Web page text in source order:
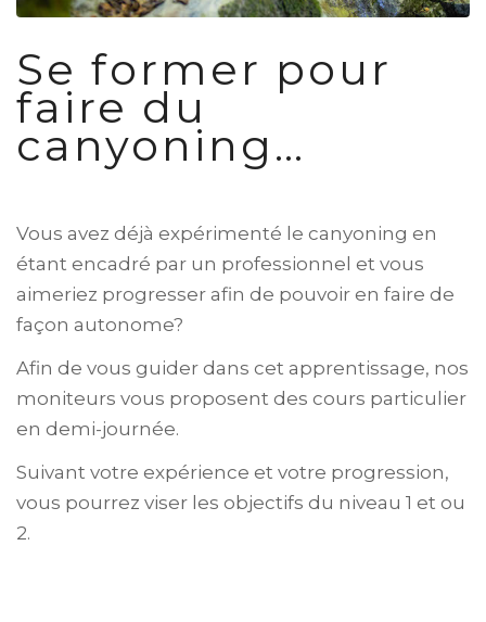
Se former pour
faire du
canyoning…
Vous avez déjà expérimenté le canyoning en
étant encadré par un professionnel et vous
aimeriez progresser afin de pouvoir en faire de
façon autonome?
Afin de vous guider dans cet apprentissage, nos
moniteurs vous proposent des cours particulier
en demi-journée.
Suivant votre expérience et votre progression,
vous pourrez viser les objectifs du niveau 1 et ou
2.